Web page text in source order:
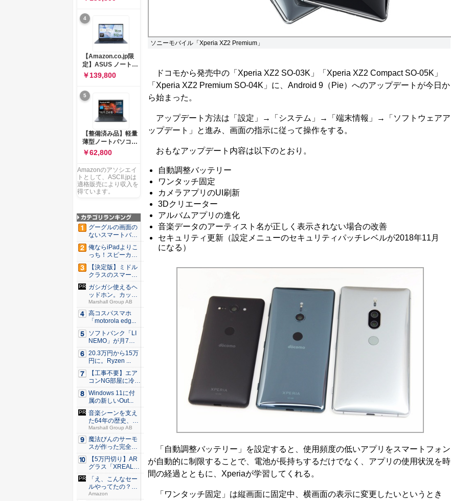
ソニーモバイル「Xperia XZ2 Premium」
ドコモから発売中の「Xperia XZ2 SO-03K」「Xperia XZ2 Compact SO-05K」
「Xperia XZ2 Premium SO-04K」に、Android 9（Pie）へのアップデートが今日か
ら始まった。
アップデート方法は「設定」→「システム」→「端末情報」→「ソフトウェアア
ップデート」と進み、画面の指示に従って操作をする。
おもなアップデート内容は以下のとおり。
自動調整バッテリー
ワンタッチ固定
カメラアプリのUI刷新
3Dクリエーター
アルバムアプリの進化
音楽データのアーティスト名が正しく表示されない場合の改善
セキュリティ更新（設定メニューのセキュリティパッチレベルが2018年11月
になる）
「自動調整バッテリー」を設定すると、使用頻度の低いアプリをスマートフォン
が自動的に制限することで、電池が長持ちするだけでなく、アプリの使用状況を時
間の経過とともに、Xperiaが学習してくれる。
「ワンタッチ固定」は縦画面に固定中、横画面の表示に変更したいというとき
インチ AMD
Ryzen™ 5 8640HS
メモリ16GB
SSD512GB
Microsoft 365 試用
版 Windows11 バッ
テリー駆動12.6時間
重量1.39kg ルナグレ
ー 83K9003JJP ノー
トPC
4
【Amazon.co.jp限
定】ASUS ノートパ
ソコン Vivobook 15
M1502NAQ 15.6イ
ンチ AMD Ryzen 7
170 メモリ16GB
SSD 512GB
Microsoft 365
Personal (24か月版)
搭載 Windows 11 重
量1.7kg Wi-Fi 6E ク
ワイエットブルー
M1502NAQ-
￥139,800
5
【整備済み品】軽量
薄型ノートパソコン
dynabook G83 ■
13.3型
FHD(1920x1080) -
高性能第11世代Core
i5-1135G7 - メモリ
16GB - SSD 256GB
USB Type-C - MS
Office 2021 - Win11
搭載
￥62,800
Amazonのアソシエイ
トとして、ASCII.jpは
適格販売により収入を
得ています。
グーグルの画面の
ないスマートバン
ド「Go...
俺ならiPadよりこ
っち！スピーカー
9個...
【決定版】ミドル
クラスのスマート
フォンの...
ガシガシ使えるヘ
ッドホン。カッタ
ーでも傷...
Marshall Group AB
高コスパスマホ
「motorola edg...
ソフトバンク「LI
NEMO」が月7日
間、...
20.3万円から15万
円に。Ryzen ...
【工事不要】エア
コンNG部屋に冷房
を！ ...
Windows 11に付
属の新しいOut...
音楽シーンを支え
た64年の歴史、こ
のヘッ...
Marshall Group AB
魔法びんのサーモ
スが作った完全遮
光100...
【5万円切り】AR
グラス「XREAL
x...
「え、こんなセー
ルやってたの？」
80％O...
Amazon